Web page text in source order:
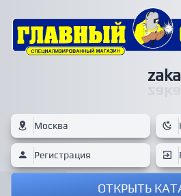
Москва
Регистрация
ОТКРЫТЬ